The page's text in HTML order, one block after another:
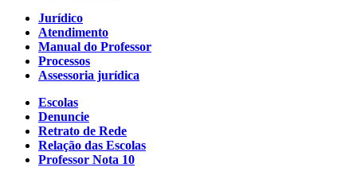
Jurídico
Atendimento
Manual do Professor
Processos
Assessoria jurídica
Escolas
Denuncie
Retrato de Rede
Relação das Escolas
Professor Nota 10